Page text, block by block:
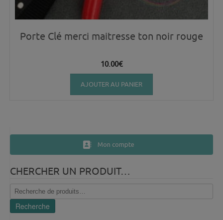
Porte Clé merci maitresse ton noir rouge
10.00€
AJOUTER AU PANIER
Mon compte
CHERCHER UN PRODUIT…
Recherche
pour :
Recherche